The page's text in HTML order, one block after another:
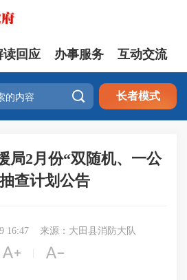
读回应 办事服务 互动交流
 长者模式
局2月份“双随机、一公
查计划公告
16:47 来源：大田县消防大队
 